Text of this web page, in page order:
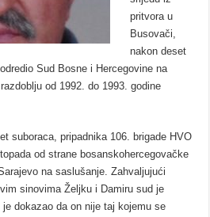
pritvora u
Busovači,
nakon deset
Sud Bosne i Hercegovine na
od 1992. do 1993. godine
suboraca, pripadnika 106. brigade HVO
od strane bosanskohercegovačke
na saslušanje. Zahvaljujući
sinovima Željku i Damiru sud je
dokazao da on nije taj kojemu se